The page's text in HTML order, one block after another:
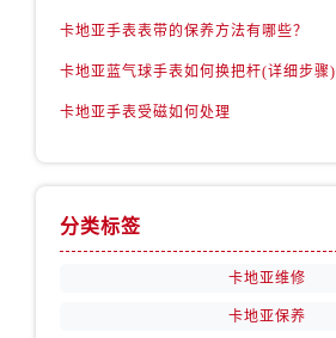
卡地亚手表表带的保养方法有哪些？
卡地亚蓝气球手表如何换把杆(详细步骤)
卡地亚手表受磁如何处理
分类标签
卡地亚维修
卡地亚保养